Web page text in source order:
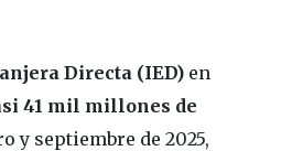
Directa (IED) en
41 mil millones de
y septiembre de 2025,